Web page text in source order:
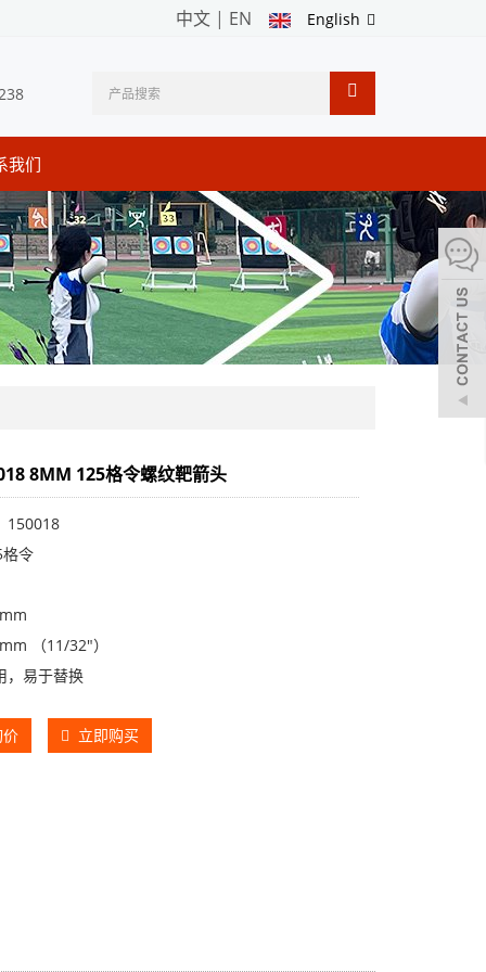
English
中文 | EN
我们
8MM 125格令螺纹靶箭头
150018
令
（11/32"）
，易于替换
立即购买